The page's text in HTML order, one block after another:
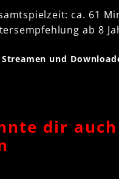
ca. 61
ab 8
Streamen und
dir auch